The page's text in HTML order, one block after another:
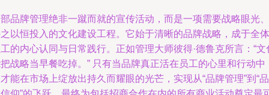
品牌管理绝非一蹴而就的宣传活动，而是一项需要战略眼光、
以恒投入的文化建设工程。它始于清晰的品牌战略，成于全体
的内心认同与日常践行。正如管理大师彼得·德鲁克所言：“文
战略当早餐吃掉。” 只有当品牌真正活在员工的心里和行动中
能在市场上绽放出持久而耀眼的光芒，实现从“品牌管理”到“品